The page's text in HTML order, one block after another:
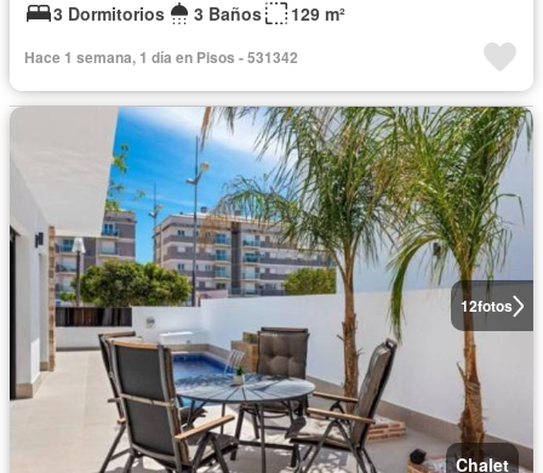
3 Dormitorios
3 Baños 129 m²
Hace 1 semana, 1 día en Pisos - 531342
12fotos
Chalet